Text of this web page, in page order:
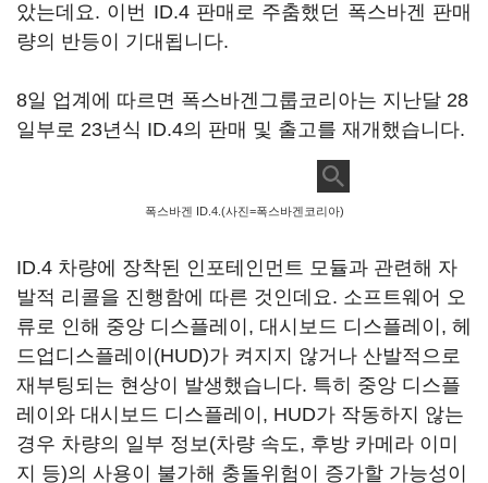
았는데요. 이번 ID.4 판매로 주춤했던 폭스바겐 판매
량의 반등이 기대됩니다.
8일 업계에 따르면 폭스바겐그룹코리아는 지난달 28
일부로 23년식 ID.4의 판매 및 출고를 재개했습니다.
폭스바겐 ID.4.(사진=폭스바겐코리아)
ID.4 차량에 장착된 인포테인먼트 모듈과 관련해 자
발적 리콜을 진행함에 따른 것인데요. 소프트웨어 오
류로 인해 중앙 디스플레이, 대시보드 디스플레이, 헤
드업디스플레이(HUD)가 켜지지 않거나 산발적으로
재부팅되는 현상이 발생했습니다. 특히 중앙 디스플
레이와 대시보드 디스플레이, HUD가 작동하지 않는
경우 차량의 일부 정보(차량 속도, 후방 카메라 이미
지 등)의 사용이 불가해 충돌위험이 증가할 가능성이